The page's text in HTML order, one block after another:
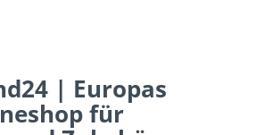
| Europas
für